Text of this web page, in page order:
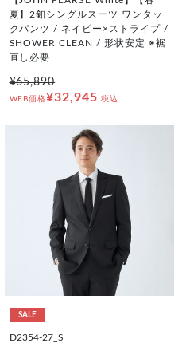
夏】2釦シングルスーツ ワンタッ
クパンツ / ネイビー×ストライプ /
SHOWER CLEAN / 形状安定 ※裾
直し必要
¥65,890
WEB価格¥32,945 税込
SALE
D2354-27_S